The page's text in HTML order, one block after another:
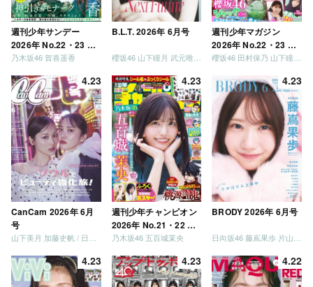
週刊少年サンデー
2026年 No.22・23 合
併号
乃木坂46 賀喜遥香
B.L.T. 2026年 6月号
櫻坂46 山下瞳月 武元唯衣 / 乃木坂46 海邉朱莉
週刊少年マガジン
2026年 No.22・23 合
併号
4.23
CanCam 2026年 6月
号
4.23
週刊少年チャンピオン
2026年 No.21・22 合
併号
乃木坂46 五百城茉央
4.23
BRODY 2026年 6月号
4.23 4.23 4.22